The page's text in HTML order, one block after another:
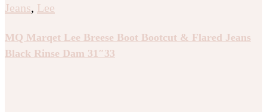
Jeans, Lee
MQ Marqet Lee Breese Boot Bootcut & Flared Jeans
Black Rinse Dam 31″33